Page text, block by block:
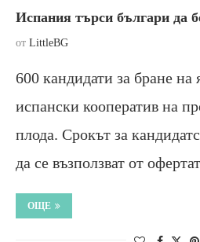
Испания търси българи да
от LittleBG
600 кандидати за бране на
испански кооператив на
плода. Срокът за
да се възползват от
ОЩЕ